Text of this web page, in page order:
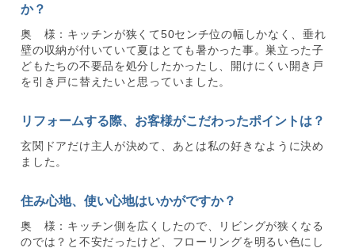
か？
奥 様：キッチンが狭くて50センチ位の幅しかなく、垂れ
壁の収納が付いていて夏はとても暑かった事。巣立った子
どもたちの不要品を処分したかったし、開けにくい開き戸
を引き戸に替えたいと思っていました。
リフォームする際、お客様がこだわったポイントは？
玄関ドアだけ主人が決めて、あとは私の好きなように決め
ました。
住み心地、使い心地はいかがですか？
奥 様：キッチン側を広くしたので、リビングが狭くなる
のでは？と不安だったけど、フローリングを明るい色にし